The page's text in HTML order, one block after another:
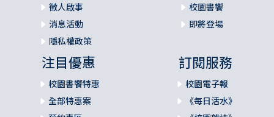
徵人啟事
消息活動
隱私權政策
校園書饗
即將登場
注目優惠
校園書饗特惠
全部特惠案
訂閱服務
校園電子報
《每日活水》